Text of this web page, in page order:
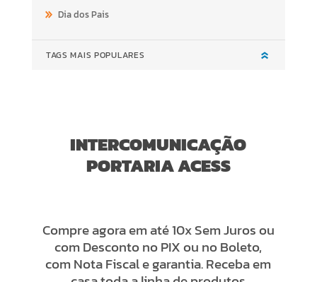
Dia dos Pais
TAGS MAIS POPULARES
INTERCOMUNICAÇÃO
PORTARIA ACESS
Compre agora em até 10x Sem Juros ou
com Desconto no PIX ou no Boleto,
com Nota Fiscal e garantia. Receba em